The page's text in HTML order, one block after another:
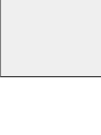
開庁時間：土日・祝日を除